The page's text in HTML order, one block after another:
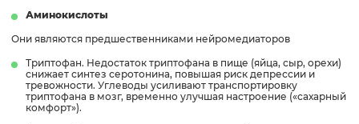
Аминокислоты
Они являются предшественниками нейромедиаторов
Триптофан. Недостаток триптофана в пище (яйца, сыр, орехи)
снижает синтез серотонина, повышая риск депрессии и
тревожности. Углеводы усиливают транспортировку
триптофана в мозг, временно улучшая настроение («сахарный
комфорт»).